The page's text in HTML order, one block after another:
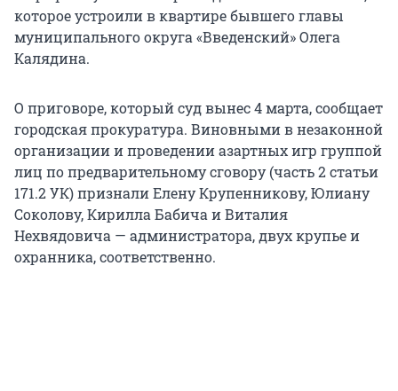
которое устроили в квартире бывшего главы
муниципального округа «Введенский» Олега
Калядина.
О приговоре, который суд вынес 4 марта, сообщает
городская прокуратура. Виновными в незаконной
организации и проведении азартных игр группой
лиц по предварительному сговору (часть 2 статьи
171.2 УК) признали Елену Крупенникову, Юлиану
Соколову, Кирилла Бабича и Виталия
Нехвядовича — администратора, двух крупье и
охранника, соответственно.